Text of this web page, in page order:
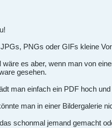
PNGs oder GIFs kleine
wäre es aber, wenn man von
gesehen.
man einfach ein PDF hoch
man in einer Bildergalerie
schonmal jemand gemacht